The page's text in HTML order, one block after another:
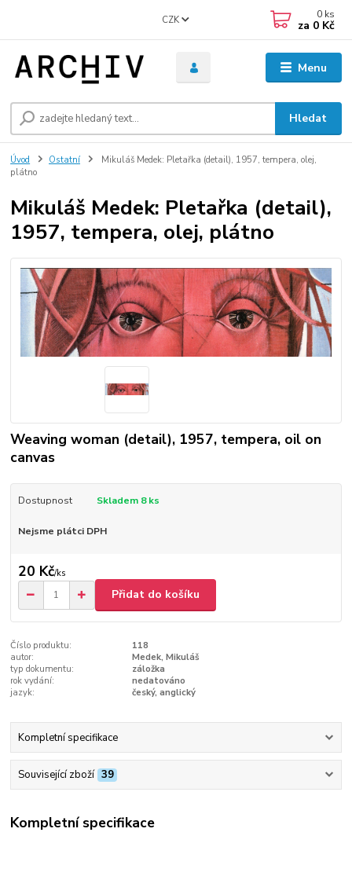
Menu
CZK
Hledat
0 ks
za 0 Kč
Úvod Ostatní
Mikuláš Medek: Pletařka (detail), 1957, tempera, olej,
plátno
Mikuláš Medek: Pletařka (detail),
1957, tempera, olej, plátno
Weaving woman (detail), 1957, tempera, oil on
canvas
Dostupnost Skladem 8 ks
Nejsme plátci DPH
20 Kč/ks
Přidat do košíku
Číslo produktu:
118
autor:
Medek, Mikuláš
typ dokumentu:
záložka
rok vydání:
nedatováno
jazyk:
český, anglický
Kompletní specifikace
Související zboží 39
Kompletní specifikace